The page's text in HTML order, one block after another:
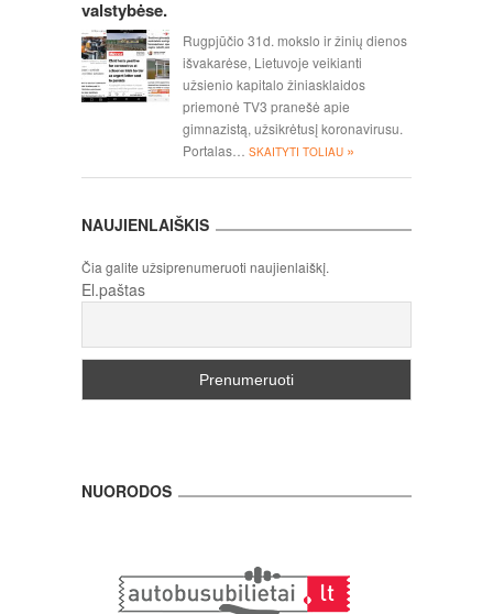
valstybėse.
Rugpjūčio 31d. mokslo ir žinių dienos
išvakarėse, Lietuvoje veikianti
užsienio kapitalo žiniasklaidos
priemonė TV3 pranešė apie
gimnazistą, užsikrėtusį koronavirusu.
Portalas…
SKAITYTI TOLIAU »
NAUJIENLAIŠKIS
Čia galite užsiprenumeruoti naujienlaiškį.
El.paštas
NUORODOS